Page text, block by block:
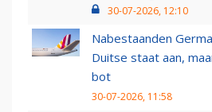
30-07-2026, 12:10
Nabestaanden
Duitse staat aan,
bot
30-07-2026, 11:58